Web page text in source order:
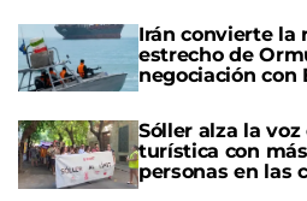
Irán convierte la
estrecho de
negociación con
Sóller alza la
turística con
personas en las